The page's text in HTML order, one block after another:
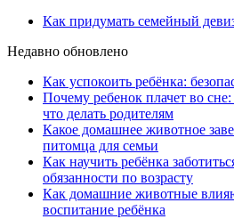
Как придумать семейный
Недавно обновлено
Как успокоить ребёнка:
Почему ребенок плачет во
что делать родителям
Какое домашнее животное
питомца для семьи
Как научить ребёнка
обязанности по возрасту
Как домашние животные
воспитание ребёнка